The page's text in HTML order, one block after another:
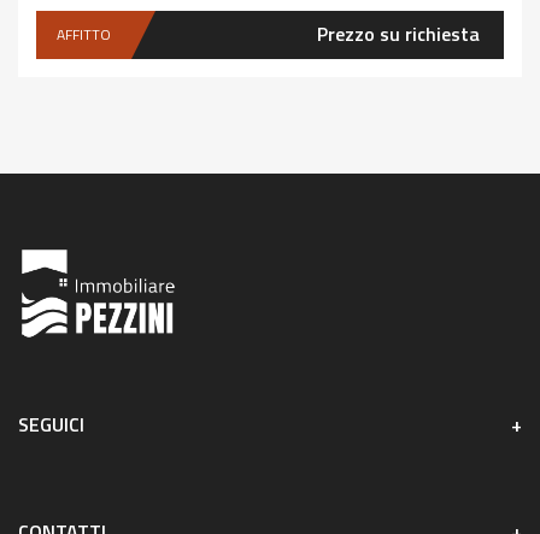
AFFITTO Prezzo su richiesta
SEGUICI